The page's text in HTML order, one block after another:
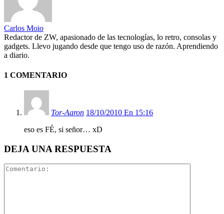
Carlos Moio
Redactor de ZW, apasionado de las tecnologías, lo retro, consolas y
gadgets. Llevo jugando desde que tengo uso de razón. Aprendiendo
a diario.
1 COMENTARIO
Tor-Aaron 18/10/2010 En 15:16
eso es FÉ, si señor… xD
DEJA UNA RESPUESTA